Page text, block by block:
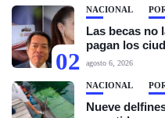
02
NACIONAL
Las becas no
pagan los
agosto 6, 2026
NACIONAL
Nueve